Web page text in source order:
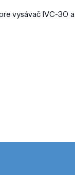
vysávač IVC-30